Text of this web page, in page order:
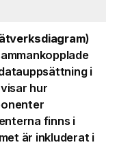
)
i
hur
finns i
är inkluderat i